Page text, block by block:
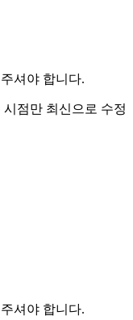
셔야 합니다.
점만 최신으로 수정
셔야 합니다.